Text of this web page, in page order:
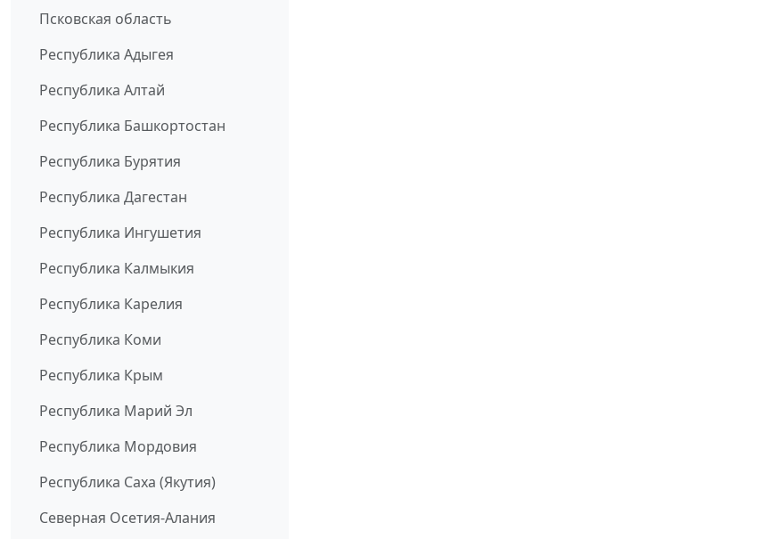
Псковская область
Республика Адыгея
Республика Алтай
Республика Башкортостан
Республика Бурятия
Республика Дагестан
Республика Ингушетия
Республика Калмыкия
Республика Карелия
Республика Коми
Республика Крым
Республика Марий Эл
Республика Мордовия
Республика Саха (Якутия)
Северная Осетия-Алания